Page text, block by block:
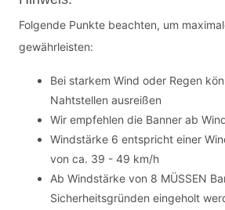
Folgende Punkte beachten, um
gewährleisten:
Bei starkem Wind oder Regen
Nahtstellen ausreißen
Wir empfehlen die Banner ab
Windstärke 6 entspricht einer
von ca. 39 - 49 km/h
Ab Windstärke von 8 MÜSSEN
Sicherheitsgründen eingeholt